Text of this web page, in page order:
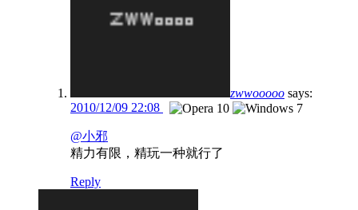
zwwooooo says:
2010/12/09 22:08
@小邪
精力有限，精玩一种就行了
Reply